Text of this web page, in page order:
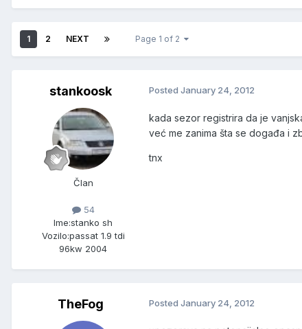
1 2 NEXT Page 1 of 2
stankoosk
Član
54
Ime:stanko sh
Vozilo:passat 1.9 tdi
96kw 2004
Posted January 24, 2012
kada sezor registrira da je
već me zanima šta se događa i
tnx
TheFog Posted January 24, 2012